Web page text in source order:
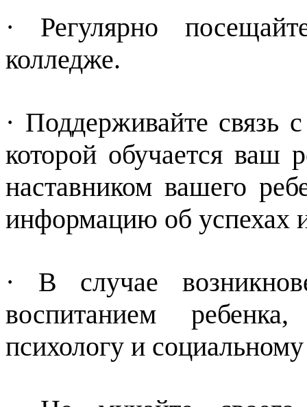
· Регулярно
колледже.
· Поддерживайте связь
которой обучается ваш
наставником вашего
информацию об успехах
· В случае
воспитанием
психологу и социальному